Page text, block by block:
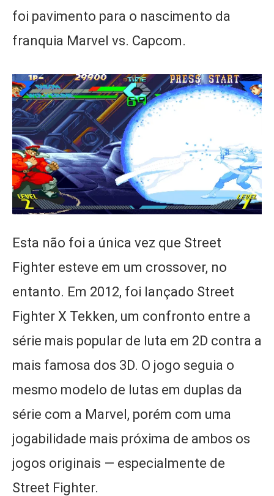
foi pavimento para o nascimento da
franquia Marvel vs. Capcom.
Esta não foi a única vez que Street
Fighter esteve em um crossover, no
entanto. Em 2012, foi lançado Street
Fighter X Tekken, um confronto entre a
série mais popular de luta em 2D contra a
mais famosa dos 3D. O jogo seguia o
mesmo modelo de lutas em duplas da
série com a Marvel, porém com uma
jogabilidade mais próxima de ambos os
jogos originais — especialmente de
Street Fighter.